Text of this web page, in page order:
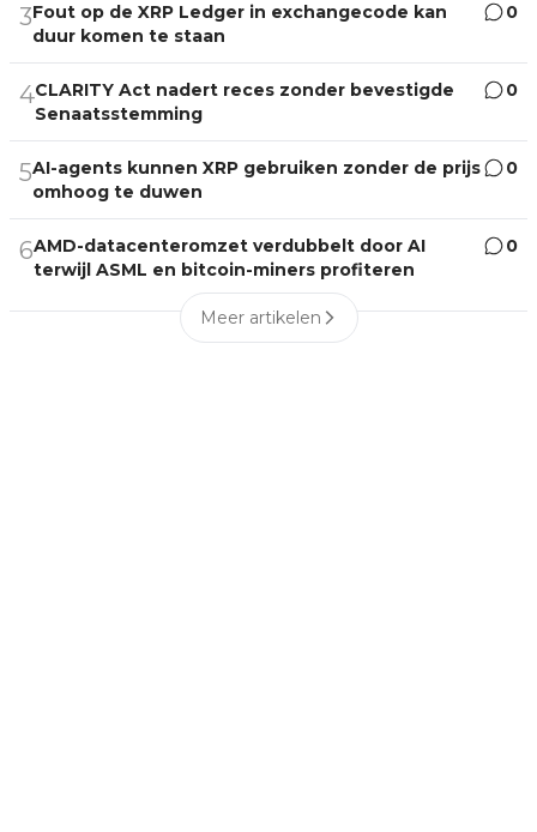
3Fout op de XRP Ledger in exchangecode kan
duur komen te staan
0
4CLARITY Act nadert reces zonder bevestigde
Senaatsstemming
0
5AI-agents kunnen XRP gebruiken zonder de prijs
omhoog te duwen
0
6AMD-datacenteromzet verdubbelt door AI
terwijl ASML en bitcoin-miners profiteren
0
Meer artikelen